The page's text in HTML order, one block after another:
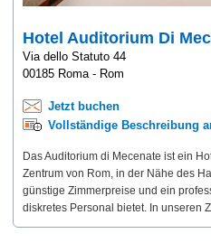
Hotel Auditorium Di
Via dello Statuto 44
00185 Roma - Rom
Jetzt buchen
Vollständige Beschreibung
Das Auditorium di Mecenate ist ein
Zentrum von Rom, in der Nähe des
günstige Zimmerpreise und ein
diskretes Personal bietet. In unseren